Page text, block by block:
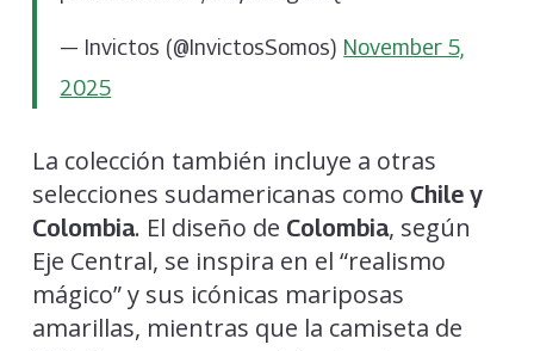
— Invictos (@InvictosSomos) November 5,
2025
La colección también incluye a otras
selecciones sudamericanas como Chile y
Colombia. El diseño de Colombia, según
Eje Central, se inspira en el “realismo
mágico” y sus icónicas mariposas
amarillas, mientras que la camiseta de